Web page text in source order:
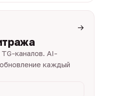
→
TG-каналов. AI-
каждый